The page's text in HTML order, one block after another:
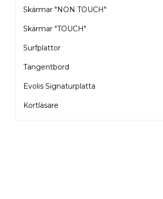
Skärmar "NON TOUCH"
Skärmar "TOUCH"
Surfplattor
Tangentbord
Evolis Signaturplatta
Kortläsare